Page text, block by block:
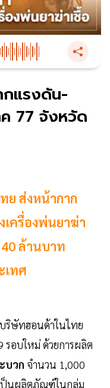
กแรงดัน-
ค 77 จังหวัด
ย ส่งหน้ากาก
เครื่องพ่นยาฆ่า
ล้านบาท
เทศ
ริษัทฮอนด้าในไทย
รอบใหม่ ด้วยการผลิต
บวก จำนวน 1,000
ป็นผลิตภัณฑ์ในกลุ่ม